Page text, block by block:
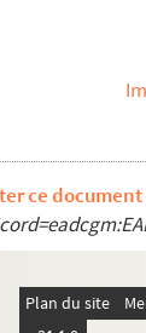
Livet,
Livet,
Lix,
Lorde,
Loti,
Lucet-
ce document
Plan du site